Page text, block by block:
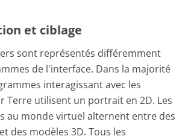
et ciblage
sont représentés différemment
de l'interface. Dans la majorité
interagissant avec les
Terre utilisent un portrait en 2D. Les
au monde virtuel alternent entre des
des modèles 3D. Tous les